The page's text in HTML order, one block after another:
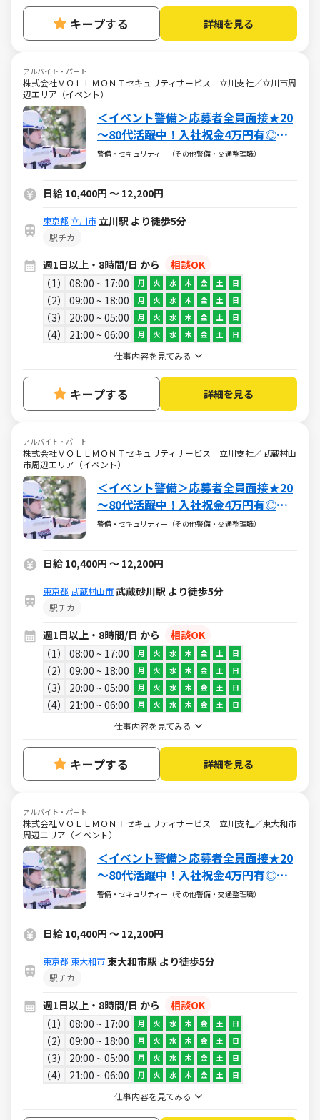
キープする 詳細を見る
アルバイト・パート
株式会社ＶＯＬＬＭＯＮＴセキュリティサービス 立川支社／立川市周
辺エリア（イベント）
＜イベント警備＞応募者全員面接★20
～80代活躍中！入社祝金4万円有◎短
期・日払いOK！副業可
警備・セキュリティー（その他警備・交通整理職）
日給 10,400円 ～ 12,200円
東京都 立川市 立川駅 より徒歩5分
駅チカ
週1日以上・8時間/日 から
相談OK
1
08:00 ~ 17:00 月 火 水 木 金 土 日
2 09:00 ~ 18:00 月 火 水 木 金 土 日
3 20:00 ~ 05:00 月 火 水 木 金 土 日
4 21:00 ~ 06:00 月 火 水 木 金 土 日
仕事内容を見てみる
キープする 詳細を見る
アルバイト・パート
株式会社ＶＯＬＬＭＯＮＴセキュリティサービス 立川支社／武蔵村山
市周辺エリア（イベント）
＜イベント警備＞応募者全員面接★20
～80代活躍中！入社祝金4万円有◎短
期・日払いOK！副業可
警備・セキュリティー（その他警備・交通整理職）
日給 10,400円 ～ 12,200円
東京都 武蔵村山市武蔵砂川駅 より徒歩5分
駅チカ
週1日以上・8時間/日 から
相談OK
1
08:00 ~ 17:00 月 火 水 木 金 土 日
2 09:00 ~ 18:00 月 火 水 木 金 土 日
3 20:00 ~ 05:00 月 火 水 木 金 土 日
4 21:00 ~ 06:00 月 火 水 木 金 土 日
仕事内容を見てみる
キープする 詳細を見る
アルバイト・パート
株式会社ＶＯＬＬＭＯＮＴセキュリティサービス 立川支社／東大和市
周辺エリア（イベント）
＜イベント警備＞応募者全員面接★20
～80代活躍中！入社祝金4万円有◎短
期・日払いOK！副業可
警備・セキュリティー（その他警備・交通整理職）
日給 10,400円 ～ 12,200円
東京都 東大和市東大和市駅 より徒歩5分
駅チカ
週1日以上・8時間/日 から
相談OK
1
08:00 ~ 17:00 月 火 水 木 金 土 日
2 09:00 ~ 18:00 月 火 水 木 金 土 日
3 20:00 ~ 05:00 月 火 水 木 金 土 日
4 21:00 ~ 06:00 月 火 水 木 金 土 日
仕事内容を見てみる